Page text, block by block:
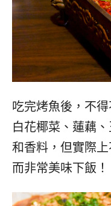
吃完烤魚後，不
白花椰菜、蓮藕
和香料，但實際
而非常美味下飯！